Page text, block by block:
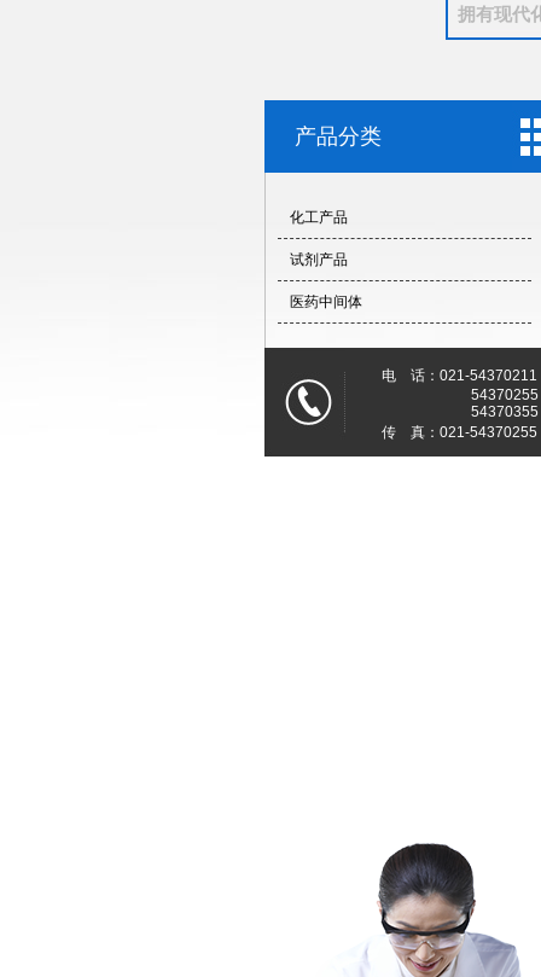
拥有现代
产品分类
化工产品
试剂产品
医药中间体
电 话：021-54370211
54370255
54370355
传 真：021-54370255